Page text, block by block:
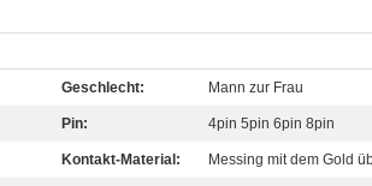
Geschlecht: Mann zur Frau
Pin: 4pin 5pin 6pin 8pin
Kontakt-Material: Messing mit dem Gold